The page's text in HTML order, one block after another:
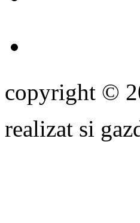
copyright ©
realizat si